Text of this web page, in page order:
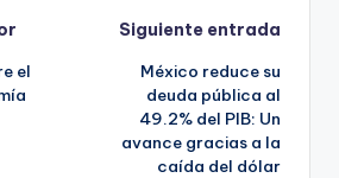
el
Siguiente entrada
México reduce su
deuda pública al
49.2% del PIB: Un
avance gracias a la
caída del dólar